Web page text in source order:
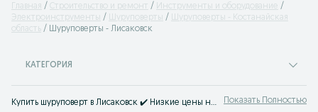
Главная Строительство и ремонт
Инструменты и оборудование
Электроинструменты
Шуруповерты
Шуруповерты - Костанайская
область
Шуруповерты - Лисаковск
КАТЕГОРИЯ
Купить шуруповерт в Лисаковск ✔️ Низкие цены на электрические шуруповерты ⚡ Покупай качественные электроприборы шуруповерты на OLX.kz. Показать Полностью